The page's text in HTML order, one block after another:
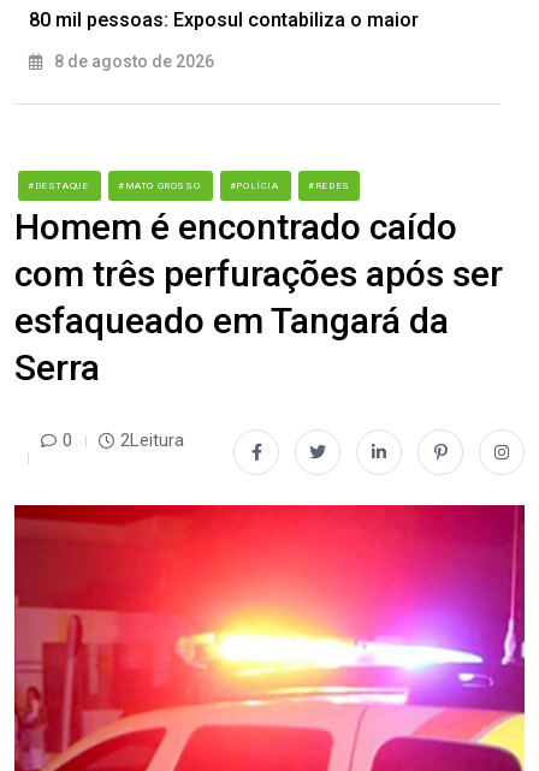
80 mil pessoas: Exposul contabiliza o maior
8 de agosto de 2026
#DESTAQUE #MATO GROSSO #POLÍCIA #REDES
Homem é encontrado caído
com três perfurações após ser
esfaqueado em Tangará da
Serra
0 2Leitura